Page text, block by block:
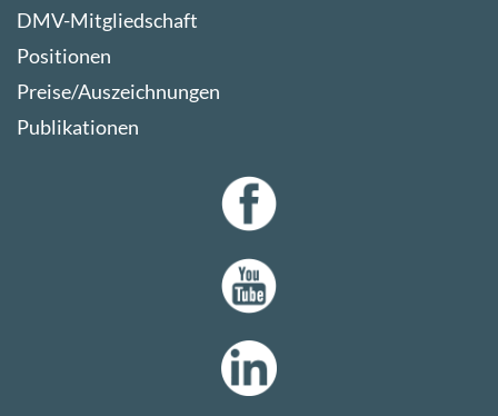
DMV-Mitgliedschaft
Positionen
Preise/Auszeichnungen
Publikationen